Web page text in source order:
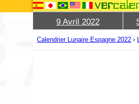
9 Avril 2022
Calendrier Lunaire Espagne 2022 ›